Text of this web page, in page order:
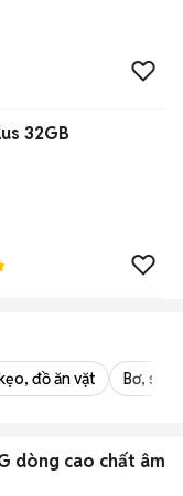
32GB
đồ ăn vặt Bơ,
dòng cao chất âm